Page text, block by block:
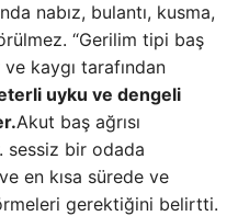
nabız, bulantı, kusma,
“Gerilim tipi baş
kaygı tarafından
uyku ve dengeli
Akut baş ağrısı
sessiz bir odada
en kısa sürede ve
gerektiğini belirtti.